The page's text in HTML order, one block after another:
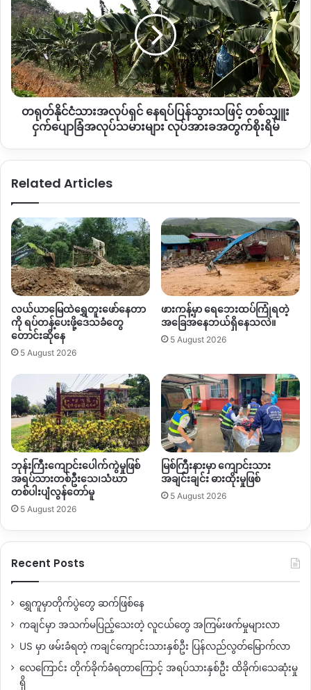
အဆိုပါအမူနဲ့ ပတ်သက်ပြီးလာမည့် မေလ ၅ရက်နေ့တွင် တရာလို
ရှေ့နေများနဲ့ တရားစွဲဆိုခံထားရသည့်ဘက်မှရှေ့နေများ သီးသန့်
တွေ့ဆုံဆွေးနွေးကြမည်ဖြစ်ကြောင်း သက်ဆိုင်ရာမှသိရသည်။
“မေလ ၅ရက်နေ့မှာ မူခင်းနဲ့ပတ်သက်ပြီးတော့ ဆွေးနွေးတိုင်ပင်ဖို့ရှိ
ပါတယ်။ မြို့နယ်တရားသူကြီးရုံးမှာ တရားလို တရားလိုရဲ့ရှေ့နေ
စွပ်ဆွဲခံရသူဘက်ကလည်း စွပ်ဆွဲခံရသူတွေ သုံးဦးရယ်စွပ်ဆွဲခံရသူ
ဘက်က ရှေ့နေအားလုံး ညှိနိူင်းမှာဖြစ်တယ်။ ဒီအမူကိုဘယ်နေ့
ဘယ်ချိန်တိုင်းတာထဲမှာပြီးပြတ်အောင်ဆောင်ရွက်ကြမလဲဆိုတာ ညှိ
ပြီးမှ သိရမှာဖြစ်တယ်။” ဟု တရားစွဲဆိုခံထားရသူများ၏ ရှေ့နေဒေါ်
ဒွဲဘူက ပြောသည်။
သာသာနာညိုးနွမ်းစေမူပုဒ်မ ၂၉၅(က)ပြစ်မှုသည် ထောင်ဒဏ် ၂နှစ်
ဖြစ်စေ၊ ငွေဒဏ်ဖြစ်စေ၊ ဒဏ်နှစ်ရပ်စလုံးဖြစ်စေ ချမှတ်နိုင်ကြောင်း
ဥပဒေတွင် ဖော်ပြထားသည်။
အလုပ်ရှင်
နေရပ်
ပြန်သွား
သဖြင့်
တ
စ်
သျှူး
ငှက်ပျော
အလုပ်သမား
ခ
တရုတ်နိုင်ငံသားအလုပ်ရှင် နေရပ်ပြန်သွားသဖြင့် တစ်သျှူး
ငှက်ပျောခြံအလုပ်သမားများ လုပ်အားခအတွက်စိုးရိမ်
Related Articles
လယ်ယာမြေထဲရွှေတူးဖော်နေတာ
ကို ရပ်တန့်ပေးဖို့ဒေသခံတွေ
တောင်းဆိုနေ
5 August 2026
ဖားကန့်မှာ ရေဘေးထပ်ကြုံရတဲ့
အခြေအနေဘယ်ရှိနေသလဲ။
5 August 2026
ဘုန်းကြီးကျောင်းပေါက်ကွဲမှုဖြစ်
အရပ်သားတစ်ဦးသေ၊သံဃာ
တစ်ပါးပျံလွန်တော်မူ
5 August 2026
မြစ်ကြီးနားမှာ ကျောင်းသား
အချင်းချင်း ဓားထိုးမှုဖြစ်
5 August 2026
Recent Posts
ရွှေကူမှာတိုက်ပွဲတွေ ဆက်ဖြစ်နေ
ကချင်မှာ အသက်မပြည့်သေးတဲ့ လူငယ်တွေ အကြမ်းဖက်မှုများလာ
US မှာ ဖမ်းခံရတဲ့ ကချင်ကျောင်းသားနှစ်ဦး ပြန်လည်လွတ်မြောက်လာ
လေကြောင်း တိုက်ခိုက်ခံရတာကြောင့် အရပ်သားနှစ်ဦး ထိခိုက်၊သေဆုံးမှု
ရှိ